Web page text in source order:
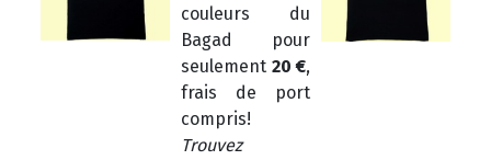
couleurs du
Bagad pour
seulement 20 €,
frais de port
compris!
Trouvez